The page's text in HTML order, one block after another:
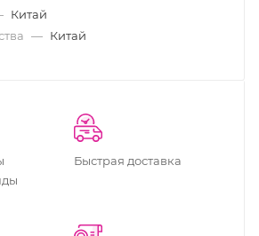
Китай
— Китай
Быстрая доставка